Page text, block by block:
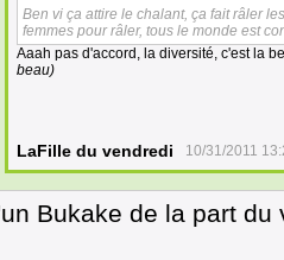
Ben vi ça attire le chalant, ça fait râler
femmes pour râler, tous le monde est
Aaah pas d'accord, la diversité, c'est la
beau)
LaFille du vendredi 10/31/2011
Bukake de la part